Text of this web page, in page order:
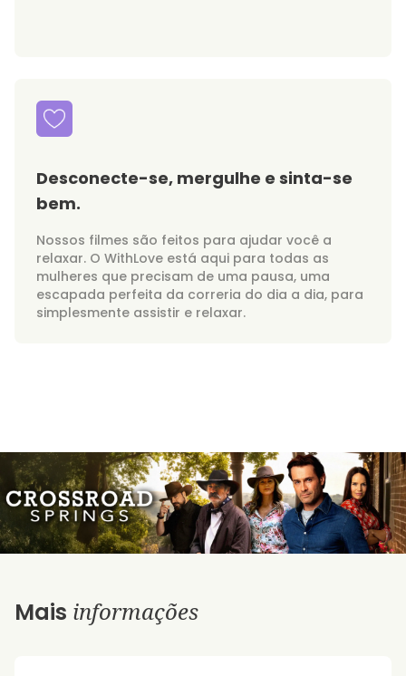
Desconecte-se, mergulhe e sinta-se
bem.
Nossos filmes são feitos para ajudar você a
relaxar. O WithLove está aqui para todas as
mulheres que precisam de uma pausa, uma
escapada perfeita da correria do dia a dia, para
simplesmente assistir e relaxar.
Mais informações